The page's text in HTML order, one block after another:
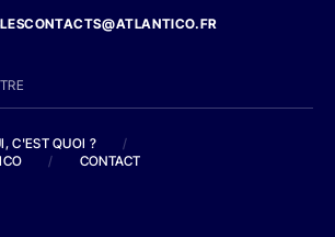
C'EST QUOI ?
/
/ CONTACT